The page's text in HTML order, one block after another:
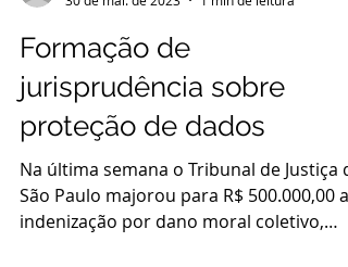
Formação de
jurisprudência sobre
proteção de dados
Na última semana o Tribunal de Justiça
São Paulo majorou para R$ 500.000,00 a
indenização por dano moral coletivo,